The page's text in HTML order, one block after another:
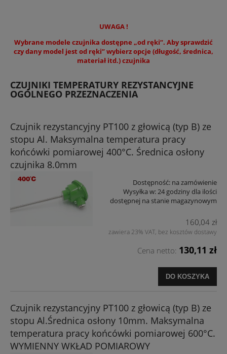
UWAGA !
Wybrane modele czujnika dostępne „od ręki”. Aby sprawdzić
czy dany model jest od ręki” wybierz opcje (długość, średnica,
materiał itd.) czujnika
CZUJNIKI TEMPERATURY REZYSTANCYJNE
OGÓLNEGO PRZEZNACZENIA
Czujnik rezystancyjny PT100 z głowicą (typ B) ze
stopu Al. Maksymalna temperatura pracy
końcówki pomiarowej 400°C. Średnica osłony
czujnika 8.0mm
Dostępność: na zamówienie
Wysyłka w:24 godziny dla ilości
dostępnej na stanie magazynowym
160,04 zł
zawiera 23% VAT, bez kosztów dostawy
Cena netto: 130,11 zł
DO KOSZYKA
Czujnik rezystancyjny PT100 z głowicą (typ B) ze
stopu Al.Średnica osłony 10mm. Maksymalna
temperatura pracy końcówki pomiarowej 600°C.
WYMIENNY WKŁAD POMIAROWY